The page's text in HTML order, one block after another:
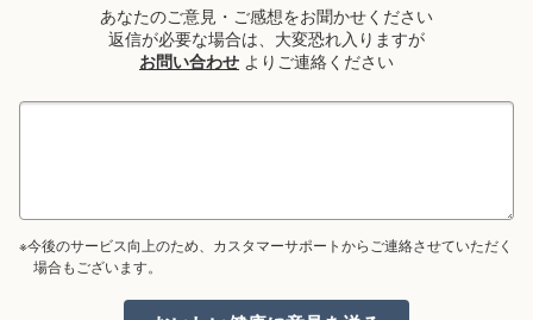
あなたのご意見・ご感想をお聞かせください
返信が必要な場合は、大変恐れ入りますが
お問い合わせ よりご連絡ください
※今後のサービス向上のため、カスタマーサポートからご連絡させていただく
場合もございます。